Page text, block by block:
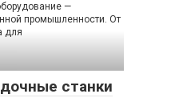
—
промышленности. От
для
станки